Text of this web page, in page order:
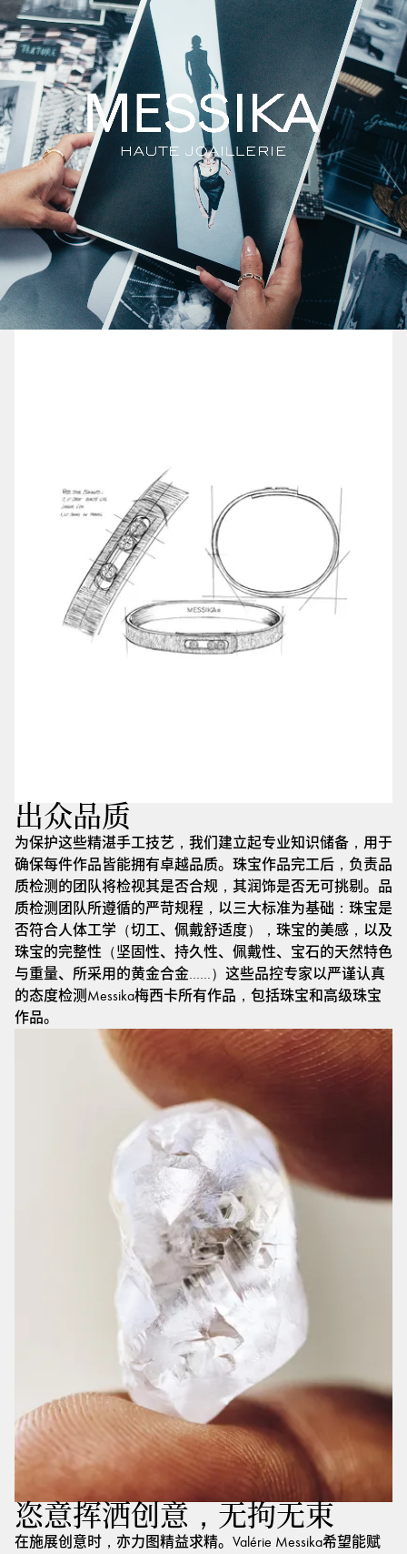
出众品质
为保护这些精湛手工技艺，我们建立起专业知识储备，用于
确保每件作品皆能拥有卓越品质。珠宝作品完工后，负责品
质检测的团队将检视其是否合规，其润饰是否无可挑剔。品
质检测团队所遵循的严苛规程，以三大标准为基础：珠宝是
否符合人体工学（切工、佩戴舒适度），珠宝的美感，以及
珠宝的完整性（坚固性、持久性、佩戴性、宝石的天然特色
与重量、所采用的黄金合金……）这些品控专家以严谨认真
的态度检测Messika梅西卡所有作品，包括珠宝和高级珠宝
作品。
恣意挥洒创意，无拘无束
在施展创意时，亦力图精益求精。Valérie Messika希望能赋